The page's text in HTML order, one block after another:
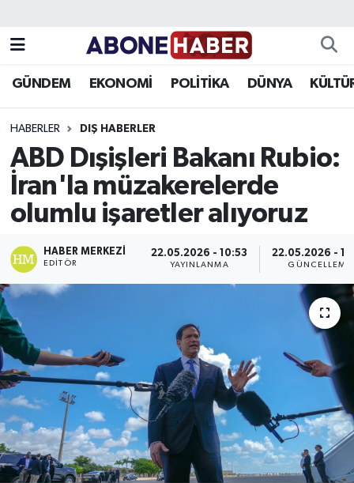
GÜNDEM EKONOMİ POLİTİKA DÜNYA
HABERLER DIŞ HABERLER
ABD Dışişleri Bakanı Rubio:
İran'la müzakerelerde
olumlu işaretler alıyoruz
HABER MERKEZI
EDITÖR
22.05.2026 - 10:53
YAYINLANMA
22.05.2026 -
GÜNCELLEME
Asayiş
Bilim ve Teknoloji
Çevre
Dünya
Ekonomi
Genel
Gündem
Süper Lig Puan Durumu ve Fikstür
Tüm Manşetler
Son Dakika Haberleri
Haber Arşivi